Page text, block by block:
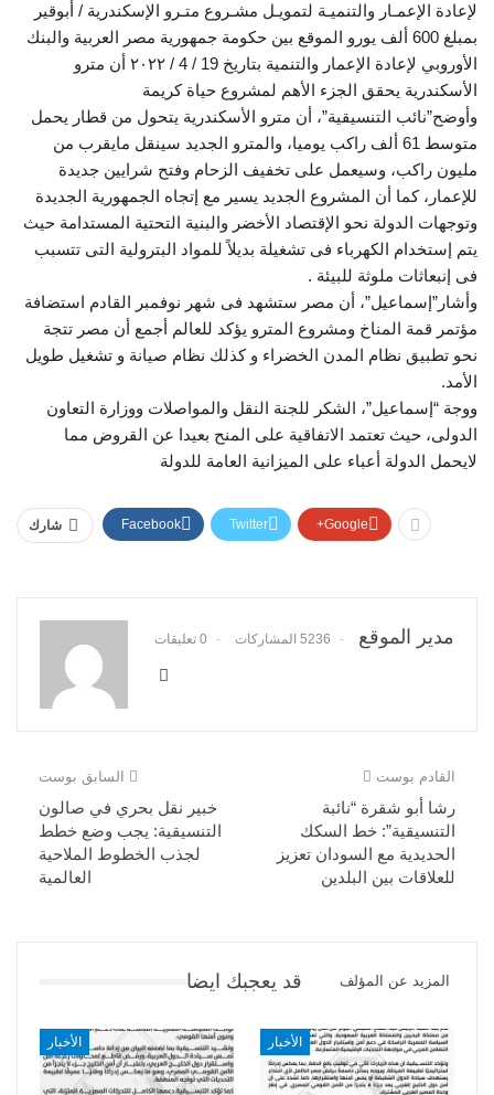
لإعادة الإعمـار والتنميـة لتمويـل مشـروع متـرو الإسكندرية / أبوقير
بمبلغ 600 ألف يورو الموقع بين حكومة جمهورية مصر العربية والبنك
الأوروبي لإعادة الإعمار والتنمية بتاريخ 19 / 4 / ۲۰۲۲ أن مترو
الأسكندرية يحقق الجزء الأهم لمشروع حياة كريمة
وأوضح”نائب التنسيقية”، أن مترو الأسكندرية يتحول من قطار يحمل
متوسط 61 ألف راكب يوميا، والمترو الجديد سينقل مايقرب من
مليون راكب، وسيعمل على تخفيف الزحام وفتح شرايين جديدة
للإعمار، كما أن المشروع الجديد يسير مع إتجاه الجمهورية الجديدة
وتوجهات الدولة نحو الإقتصاد الأخضر والبنية التحتية المستدامة حيث
يتم إستخدام الكهرباء فى تشغيلة بديلاً للمواد البترولية التى تتسبب
فى إنبعاثات ملوثة للبيئة .
وأشار”إسماعيل”، أن مصر ستشهد فى شهر نوفمبر القادم استضافة
مؤتمر قمة المناخ ومشروع المترو يؤكد للعالم أجمع أن مصر تتجة
نحو تطبيق نظام المدن الخضراء و كذلك نظام صيانة و تشغيل طويل
الأمد.
ووجة “إسماعيل”، الشكر للجنة النقل والمواصلات ووزارة التعاون
الدولى، حيث تعتمد الاتفاقية على المنح بعيدا عن القروض مما
لايحمل الدولة أعباء على الميزانية العامة للدولة
شارك Facebook Twitter Google+
مدير الموقع 5236 المشاركات 0 تعليقات
السابق بوست
خبير نقل بحري في صالون
التنسيقية: يجب وضع خطط
لجذب الخطوط الملاحية
العالمية
القادم بوست
رشا أبو شقرة “نائبة
التنسيقية”: خط السكك
الحديدية مع السودان تعزيز
للعلاقات بين البلدين
قد يعجبك ايضا المزيد عن المؤلف
الأخبار الأخبار